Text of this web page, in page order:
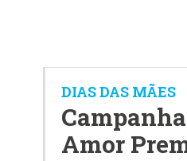
DIAS DAS MÃES
Amor